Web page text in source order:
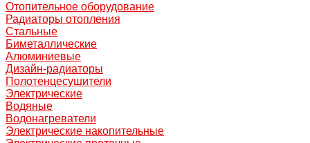
Отопительное оборудование
Радиаторы отопления
Стальные
Биметаллические
Алюминиевые
Дизайн-радиаторы
Полотенцесушители
Электрические
Водяные
Водонагреватели
Электрические накопительные